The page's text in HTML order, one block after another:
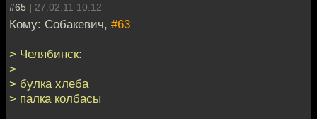
#65 | 27.02.11 10:12
Кому: Собакевич, #63
> Челябинск:
>
> булка хлеба
> палка колбасы